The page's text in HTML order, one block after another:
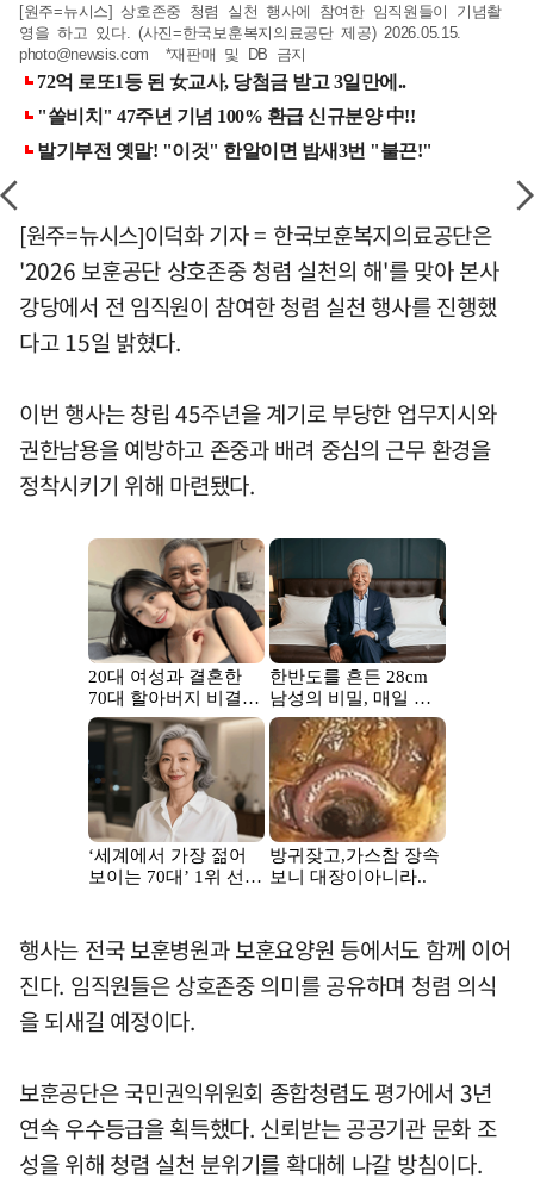
[원주=뉴시스] 상호존중 청렴 실천 행사에 참여한 임직원들이 기념촬
영을 하고 있다. (사진=한국보훈복지의료공단 제공) 2026.05.15.
photo@newsis.com *재판매 및 DB 금지
[원주=뉴시스]이덕화 기자 = 한국보훈복지의료공단은
'2026 보훈공단 상호존중 청렴 실천의 해'를 맞아 본사
강당에서 전 임직원이 참여한 청렴 실천 행사를 진행했
다고 15일 밝혔다.
이번 행사는 창립 45주년을 계기로 부당한 업무지시와
권한남용을 예방하고 존중과 배려 중심의 근무 환경을
정착시키기 위해 마련됐다.
행사는 전국 보훈병원과 보훈요양원 등에서도 함께 이어
진다. 임직원들은 상호존중 의미를 공유하며 청렴 의식
을 되새길 예정이다.
보훈공단은 국민권익위원회 종합청렴도 평가에서 3년
연속 우수등급을 획득했다. 신뢰받는 공공기관 문화 조
성을 위해 청렴 실천 분위기를 확대헤 나갈 방침이다.